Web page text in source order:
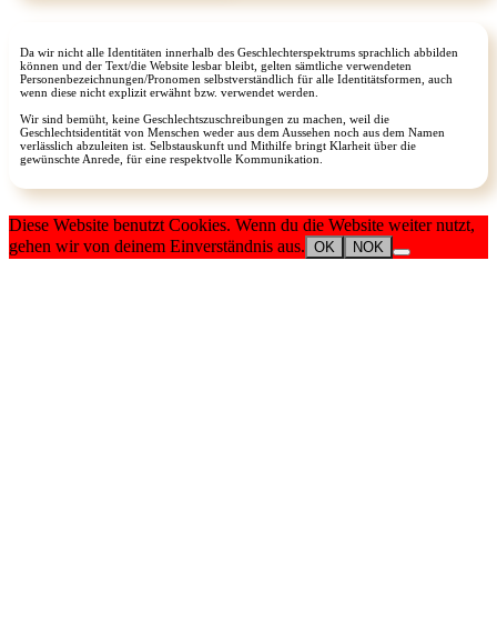
Da wir nicht alle Identitäten innerhalb des Geschlechterspektrums sprachlich abbilden
können und der Text/die Website lesbar bleibt, gelten sämtliche verwendeten
Personenbezeichnungen/Pronomen selbstverständlich für alle Identitätsformen, auch
wenn diese nicht explizit erwähnt bzw. verwendet werden.
Wir sind bemüht, keine Geschlechtszuschreibungen zu machen, weil die
Geschlechtsidentität von Menschen weder aus dem Aussehen noch aus dem Namen
verlässlich abzuleiten ist. Selbstauskunft und Mithilfe bringt Klarheit über die
gewünschte Anrede, für eine respektvolle Kommunikation.
Diese Website benutzt Cookies. Wenn du die Website weiter nutzt,
gehen wir von deinem Einverständnis aus. OK NOK